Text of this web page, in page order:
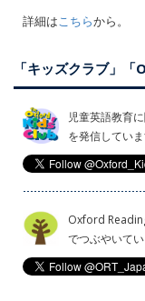
詳細はこちらから。
「キッズクラブ」
児童英語教育
を発信していま
Oxford
でつぶやいてい